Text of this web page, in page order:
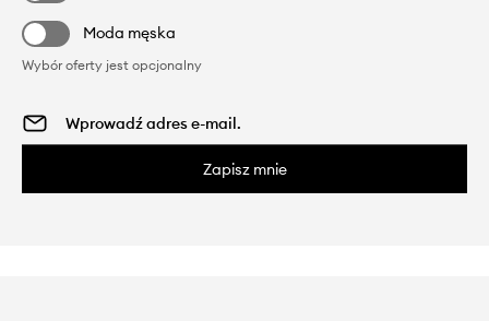
Moda męska
Wybór oferty jest opcjonalny
Zapisz mnie